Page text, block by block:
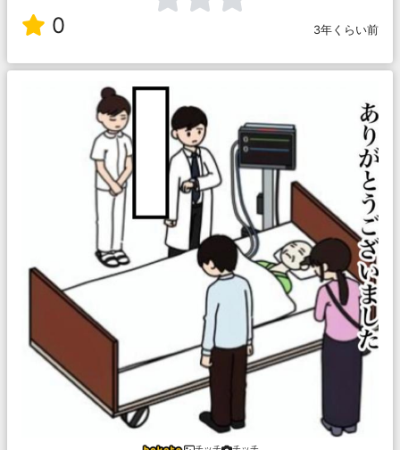
0 3年くらい前